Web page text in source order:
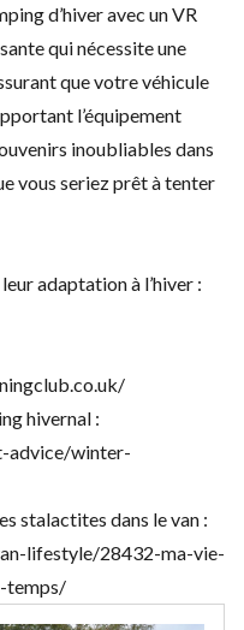
d’hiver avec un VR
qui nécessite une
que votre véhicule
l’équipement
inoubliables dans
vous seriez prêt à tenter
adaptation à l’hiver :
hivernal :
advice/winter-
stalactites dans le van :
lifestyle/28432-ma-vie-
temps/